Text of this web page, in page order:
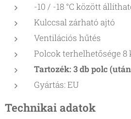
-10 / -18 °C között
Kulccsal zárható ajtó
Ventilációs hűtés
Polcok terhelhetősége 8
Tartozék: 3 db polc
Gyártás: EU
Technikai adatok